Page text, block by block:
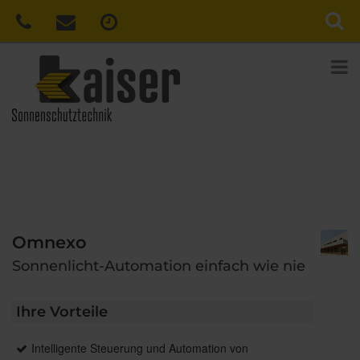
Omnexo
Sonnenlicht-Automation einfach wie nie
Ihre Vorteile
Intelligente Steuerung und Automation von